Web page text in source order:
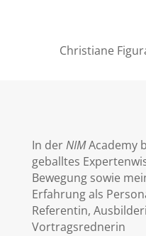
Christiane
In derNIMAcademy
geballtes
Bewegung sowie
Erfahrung als
Referentin,
Vortragsrednerin